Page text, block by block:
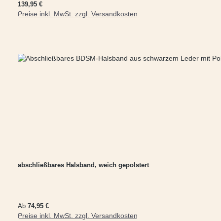
Regulärer Preis:
139,95 €
Preise inkl. MwSt. zzgl. Versandkosten
abschließbares Halsband, weich gepolstert
Regulärer Preis:
Ab 74,95 €
Preise inkl. MwSt. zzgl. Versandkosten